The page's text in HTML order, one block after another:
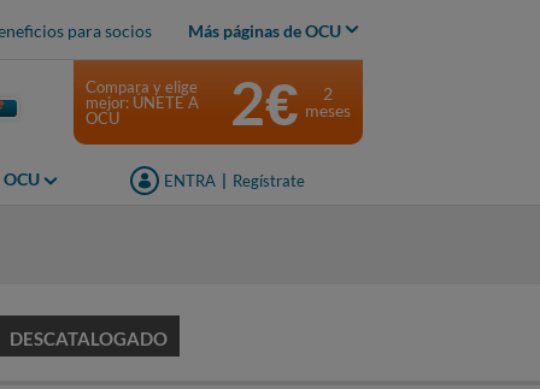
para socios Más páginas de OCU
ENTRA Regístrate
Compara y elige
mejor: ÚNETE A
OCU
2€
2
meses
DESCATALOGADO